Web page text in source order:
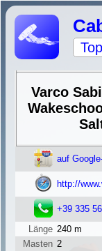
Varco
auf
http://
+39 335
Länge 240 m
Masten 2